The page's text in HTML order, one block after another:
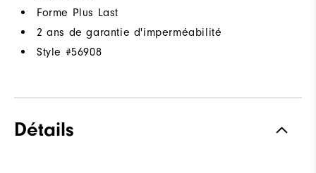
Forme Plus Last
2 ans de garantie d'imperméabilité
Style #56908
Détails